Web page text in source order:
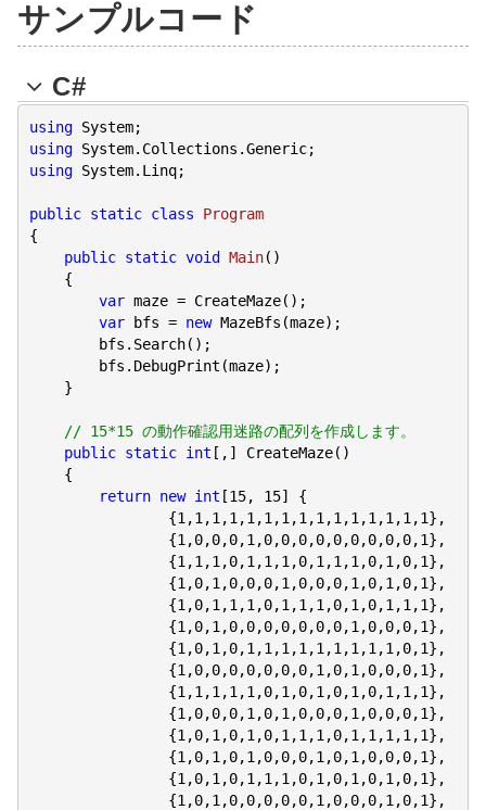
サンプルコード
C#
using
using
using System.Linq;
public static class
Program
{
public static void Main( )
{
var maze = CreateMaze();
var bfs = new MazeBfs(maze);
        bfs.Search();
        bfs.DebugPrint(maze);
    }
// 15*15 の動作確認用迷路の配列を作成します。
public static int [,] CreateMaze()
    {
return new int [15, 15] {
                {
1 ,1 ,1 ,1 ,1 ,1 ,1 ,1 ,1 ,1 ,1 ,1 ,1 ,1 ,1},
                {
1 ,0,0,0,1 ,0,0,0,0,0,0,0,0,0,1},
                {
1 ,1 ,1 ,0,1 ,1 ,1 ,0,1 ,1 ,1 ,0,1 ,0,1},
                {
1 ,0,1 ,0,0,0,1 ,0,0,0,1 ,0,1 ,0,1},
                {
1 ,0,1 ,1 ,1 ,0,1 ,1 ,1 ,0,1 ,0,1 ,1 ,1},
                {
1 ,0,1 ,0,0,0,0,0,0,0,1 ,0,0,0,1},
                {
1 ,0,1 ,0,1 ,1 ,1 ,1 ,1 ,1 ,1 ,1 ,1 ,0,1},
                {
1 ,0,0,0,0,0,0,0,1 ,0,1 ,0,0,0,1},
                {
1 ,1 ,1 ,1 ,1 ,0,1 ,0,1 ,0,1 ,0,1 ,1 ,1},
                {
1 ,0,0,0,1 ,0,1 ,0,0,0,1 ,0,0,0,1},
                {
1 ,0,1 ,0,1 ,0,1 ,1 ,1 ,0,1 ,1 ,1 ,1 ,1},
                {
1 ,0,1 ,0,1 ,0,0,0,1 ,0,1 ,0,0,0,1},
                {
1 ,0,1 ,0,1 ,1 ,1 ,0,1 ,0,1 ,0,1 ,0,1},
                {
1 ,0,1 ,0,0,0,0,0,1 ,0,0,0,1 ,0,1},